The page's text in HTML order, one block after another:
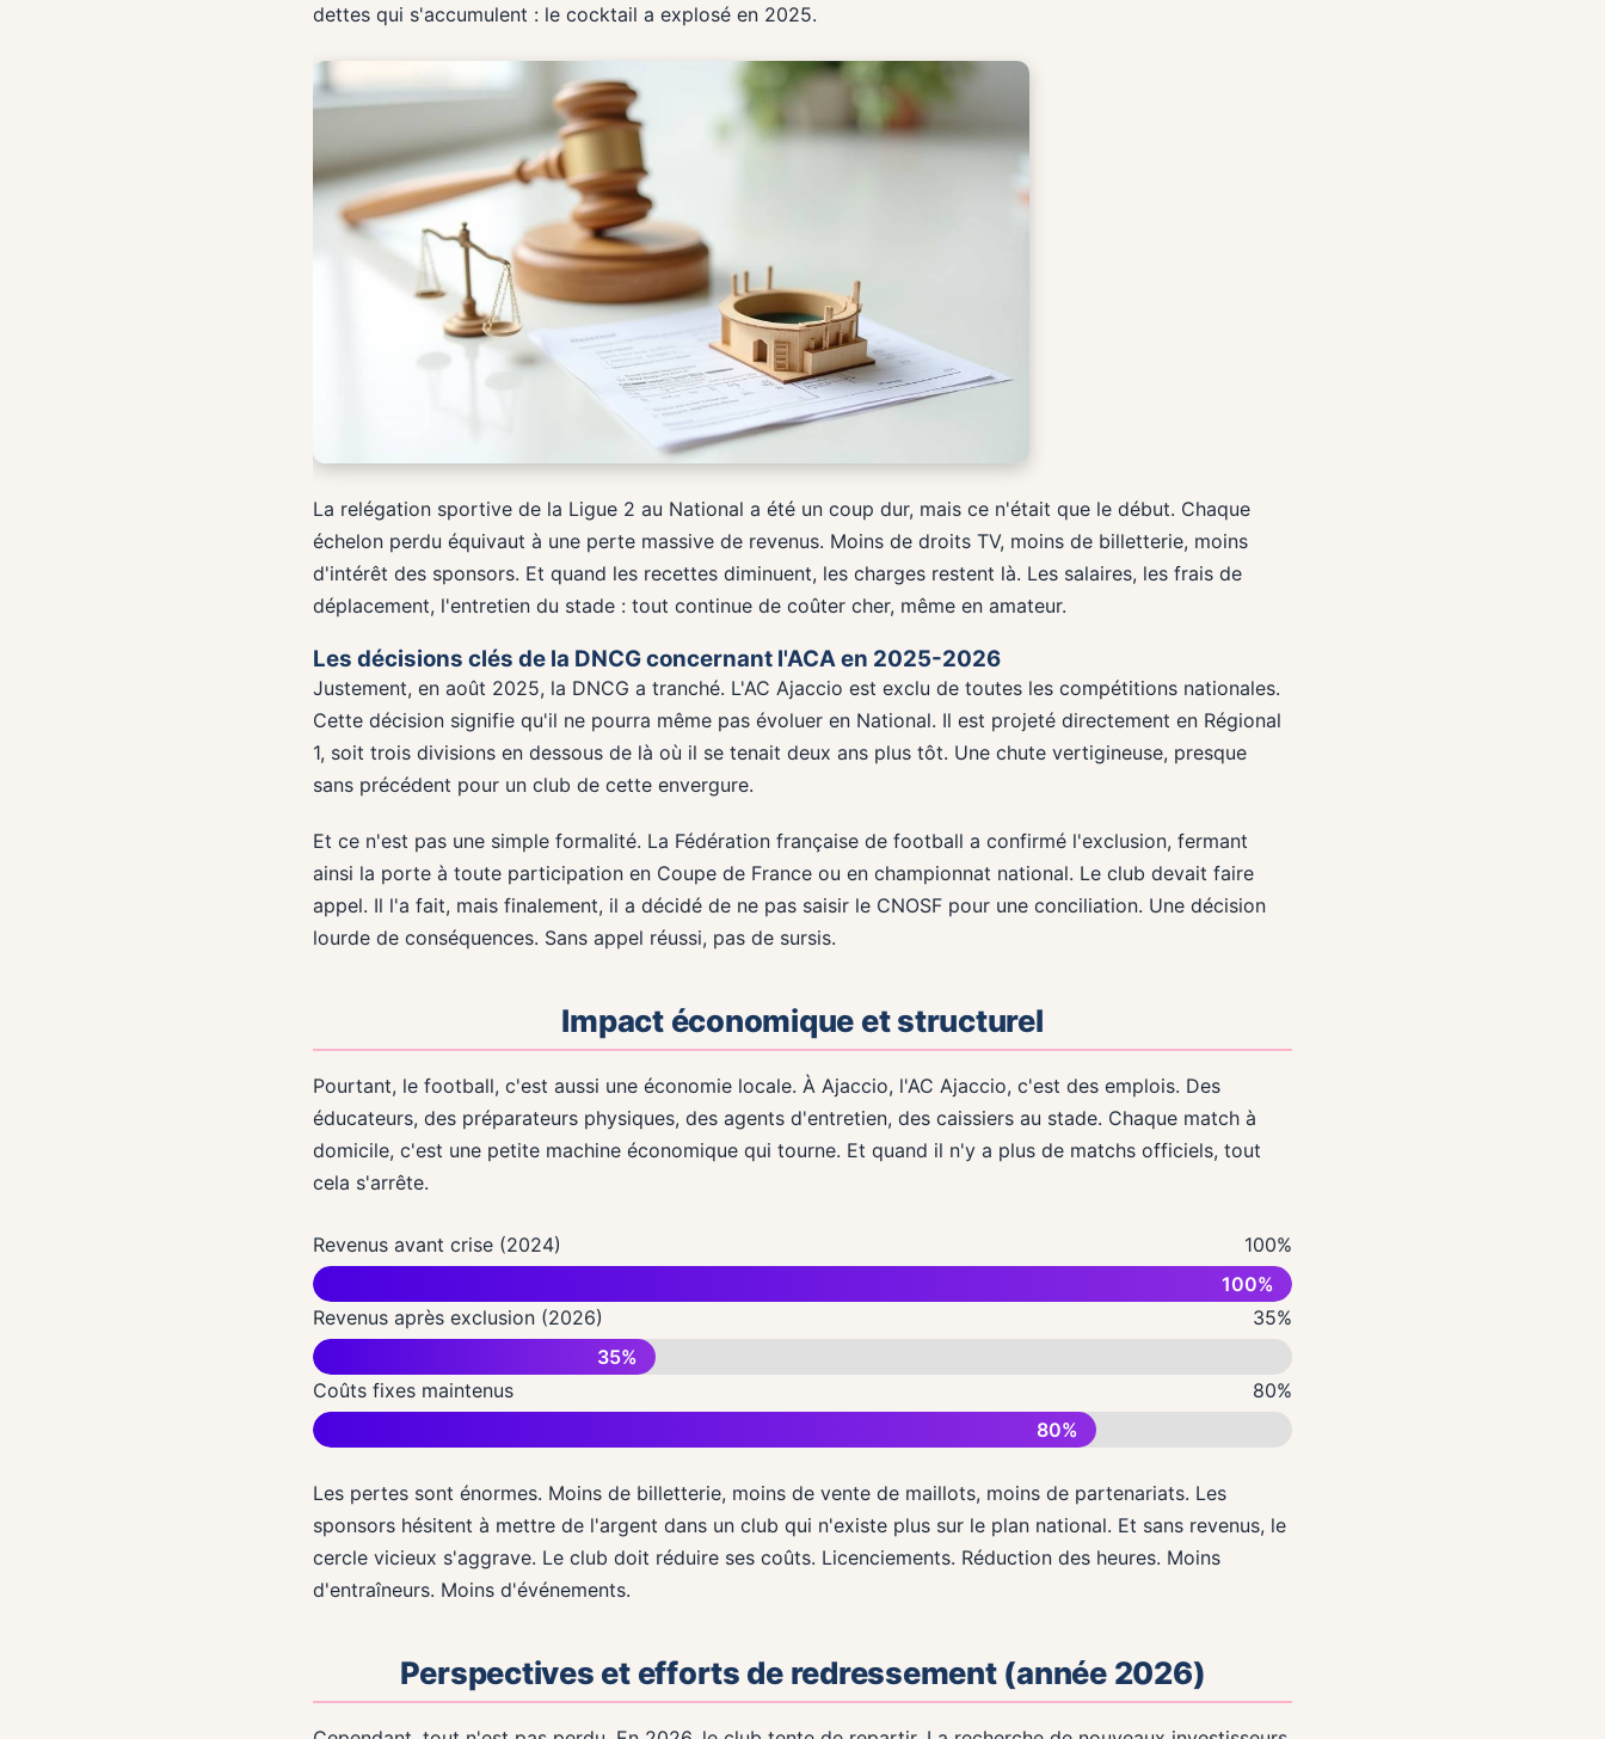
dettes qui s'accumulent : le cocktail a explosé en 2025.
La relégation sportive de la Ligue 2 au National a été un coup dur, mais ce n'était que le début. Chaque
échelon perdu équivaut à une perte massive de revenus. Moins de droits TV, moins de billetterie, moins
d'intérêt des sponsors. Et quand les recettes diminuent, les charges restent là. Les salaires, les frais de
déplacement, l'entretien du stade : tout continue de coûter cher, même en amateur.
Les décisions clés de la DNCG concernant l'ACA en 2025-2026
Justement, en août 2025, la DNCG a tranché. L'AC Ajaccio est exclu de toutes les compétitions nationales.
Cette décision signifie qu'il ne pourra même pas évoluer en National. Il est projeté directement en Régional
1, soit trois divisions en dessous de là où il se tenait deux ans plus tôt. Une chute vertigineuse, presque
sans précédent pour un club de cette envergure.
Et ce n'est pas une simple formalité. La Fédération française de football a confirmé l'exclusion, fermant
ainsi la porte à toute participation en Coupe de France ou en championnat national. Le club devait faire
appel. Il l'a fait, mais finalement, il a décidé de ne pas saisir le CNOSF pour une conciliation. Une décision
lourde de conséquences. Sans appel réussi, pas de sursis.
Impact économique et structurel
Pourtant, le football, c'est aussi une économie locale. À Ajaccio, l'AC Ajaccio, c'est des emplois. Des
éducateurs, des préparateurs physiques, des agents d'entretien, des caissiers au stade. Chaque match à
domicile, c'est une petite machine économique qui tourne. Et quand il n'y a plus de matchs officiels, tout
cela s'arrête.
Revenus avant crise (2024)
100%
100%
Revenus après exclusion (2026)
35%
35%
Coûts fixes maintenus
80%
80%
Les pertes sont énormes. Moins de billetterie, moins de vente de maillots, moins de partenariats. Les
sponsors hésitent à mettre de l'argent dans un club qui n'existe plus sur le plan national. Et sans revenus, le
cercle vicieux s'aggrave. Le club doit réduire ses coûts. Licenciements. Réduction des heures. Moins
d'entraîneurs. Moins d'événements.
Perspectives et efforts de redressement (année 2026)